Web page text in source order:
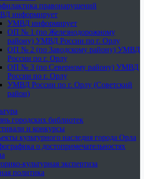
правонарушений
информирует
УМВД информирует
ОП № 1 (по Железнодорожному
району) УМВД России по г. Орлу
ОП № 2 (по Заводскому району) УМВД
России по г. Орлу
ОП № 3 (по Северному району) УМВД
России по г. Орлу
УМВД России по г. Орлу (Советский
район)
городских библиотек
и конкурсы
культурного наследия города Орла
о достопримечательностях
культурная экспертиза
политика